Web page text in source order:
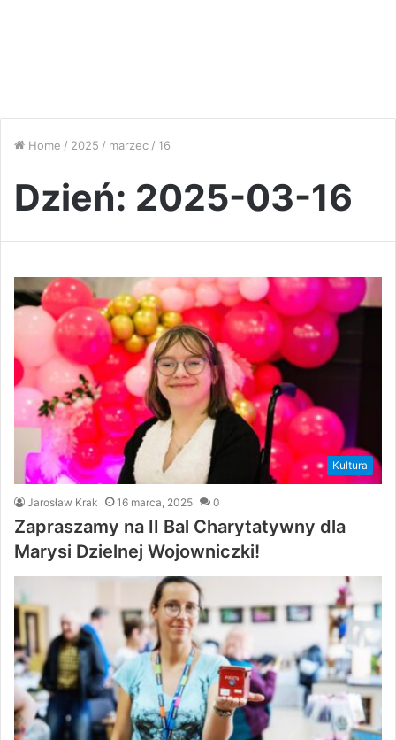
Home / 2025 / marzec / 16
Dzień: 2025-03-16
Kultura
Jarosław Krak 16 marca, 2025 0
Zapraszamy na II Bal Charytatywny dla
Marysi Dzielnej Wojowniczki!